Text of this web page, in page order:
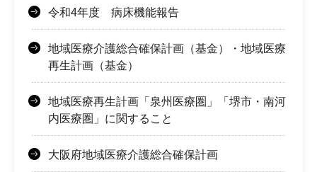
令和4年度 病床機能報告
地域医療介護総合確保計画（基金）・地域医療
再生計画（基金）
地域医療再生計画「泉州医療圏」「堺市・南河
内医療圏」に関すること
大阪府地域医療介護総合確保計画